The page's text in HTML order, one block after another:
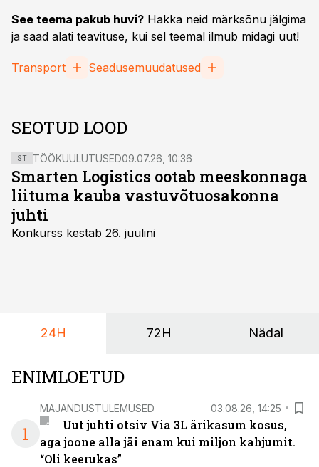
See teema pakub huvi? Hakka neid märksõnu jälgima
ja saad alati teavituse, kui sel teemal ilmub midagi uut!
Transport Seadusemuudatused
SEOTUD LOOD
ST TÖÖKUULUTUSED09.07.26, 10:36
Smarten Logistics ootab meeskonnaga
liituma kauba vastuvõtuosakonna
juhti
Konkurss kestab 26. juulini
24H 72H Nädal
ENIMLOETUD
1
MAJANDUSTULEMUSED 03.08.26, 14:25
Uut juhti otsiv Via 3L ärikasum kosus,
aga joone alla jäi enam kui miljon kahjumit.
“Oli keerukas”